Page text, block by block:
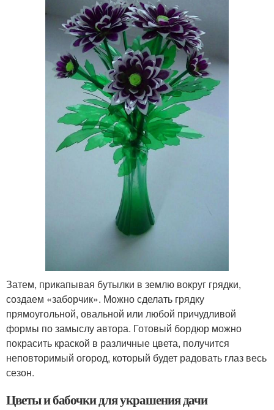
Затем, прикапывая бутылки в землю вокруг грядки,
создаем «заборчик». Можно сделать грядку
прямоугольной, овальной или любой причудливой
формы по замыслу автора. Готовый бордюр можно
покрасить краской в различные цвета, получится
неповторимый огород, который будет радовать глаз весь
сезон.
Цветы и бабочки для украшения дачи